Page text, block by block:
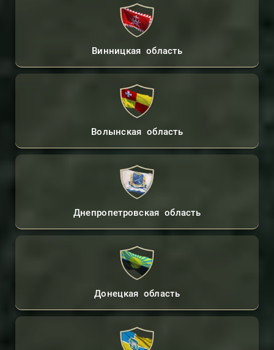
Винницкая область
Волынская область
Днепропетровская область
Донецкая область